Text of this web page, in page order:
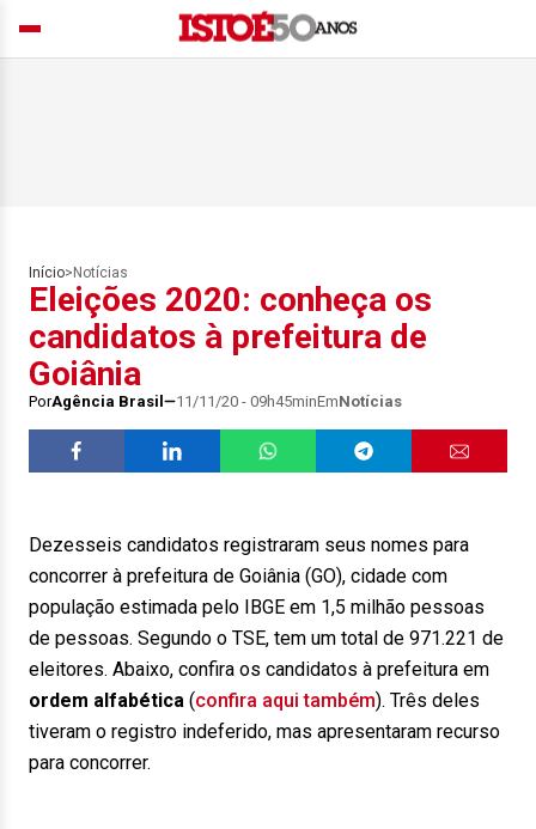
Início> Notícias
Eleições 2020: conheça os
candidatos à prefeitura de
Goiânia
PorAgência Brasil 11/11/20 - 09h45minEmNotícias
Dezesseis candidatos registraram seus nomes para
concorrer à prefeitura de Goiânia (GO), cidade com
população estimada pelo IBGE em 1,5 milhão pessoas
de pessoas. Segundo o TSE, tem um total de 971.221 de
eleitores. Abaixo, confira os candidatos à prefeitura em
ordem alfabética (confira aqui também). Três deles
tiveram o registro indeferido, mas apresentaram recurso
para concorrer.